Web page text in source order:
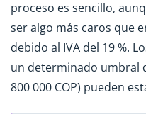
proceso es sencillo,
ser algo más caros que
debido al IVA del 19 %.
un determinado umbral
800 000 COP) pueden